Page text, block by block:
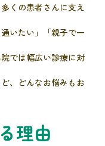
くの患者さんに支え
いたい」「親子で一
では幅広い診療に対
、どんなお悩みもお
理由